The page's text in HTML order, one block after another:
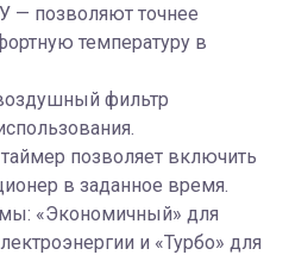
— позволяют точнее
температуру в
фильтр
позволяет включить
в заданное время.
«Экономичный» для
и «Турбо» для